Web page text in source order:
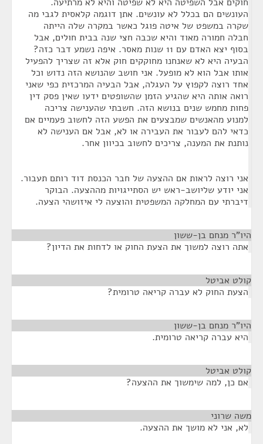
העונשים הם בכלל לא עונשים. אתן דוגמה קלאסית לגבי מה
שקרה במשפט של איטה פוגל כאשר במקרה שלה הייתה
חבלה חמורה מאוד והיא שכבה חצי שנה בבית חולים, אבל
בסוף יצא האדם עם 11 שנות מאסר. איפה נשמע דבר כזה?
הבעיה היא לא שאנחנו מחוקקים חוק אלא זה שצריך להפעיל
אותו אבל הוא לא מופעל. אני חושב שהנושא הזה נדוש וכל
אחד רוצה לקפוץ על העגלה, אבל הבעיה המרכזית כפי שאני
רואה אותה היא שהגיע הזמן שהשופטים ידעו שאין פסק דין
פחות מחמש שנים בנושא הזה. חשבתי שהענישה צריכה
למנוע מהאנשים שמבצעים את הפשע הזה לחשוב פעמיים אם
כדאי להם לעבור את העבירה או לא, אבל אם הענישה לא
נותנת את המענה, צריכים לחשוב בכיוון אחר.
אני רוצה לראות אם ההצעה של חבר הכנסת דוד רותם תעבור.
אני יודע שליושב-ראש יש הסתייגויות מההצעה. הבוקר
דיברתי עם המחלקה המשפטית והוצעה לי איזושהי הצעה.
היו"ר מנחם בן-ששון
אתה רוצה למשוך את הצעת החוק או לדחות את הדיון?
קולט אביטל
הצעת החוק לא עברה קריאה טרומית?
היו"ר מנחם בן-ששון
היא עברה קריאה טרומית.
קולט אביטל
אם כן, למה שימשוך את ההצעה?
משה שרוני
לא, אני לא מושך את ההצעה.